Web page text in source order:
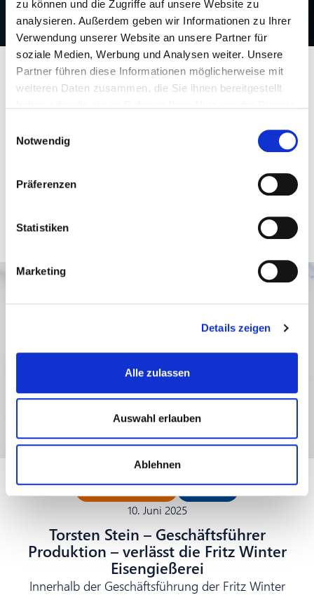
zu können und die Zugriffe auf unsere Website zu
analysieren. Außerdem geben wir Informationen zu Ihrer
Verwendung unserer Website an unsere Partner für
soziale Medien, Werbung und Analysen weiter. Unsere
Partner führen diese Informationen möglicherweise mit
weiteren Daten zusammen, die Sie ihnen bereitgestellt
Notwendig
Präferenzen
Statistiken
Marketing
Details zeigen
Alle zulassen
Auswahl erlauben
Ablehnen
Mitarbeitende
Presse
Thilo Theilen bringt wertvolle
Wir freuen uns, Dr. Thilo Theilen als neues
Mitglied in unserem Aufsichtsrat herzlich
Mitarbeitende
Presse
10. Juni 2025
Torsten Stein – Geschäftsführer
Produktion – verlässt die Fritz Winter
Eisengießerei
Innerhalb der Geschäftsführung der Fritz Winter